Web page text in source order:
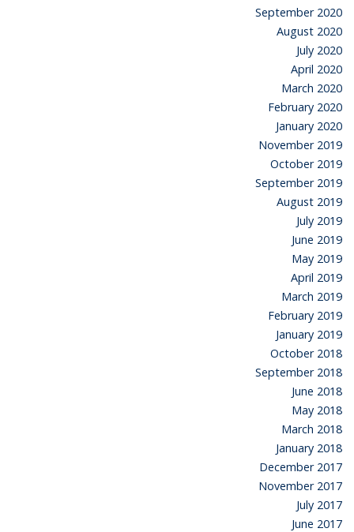
September 2020
August 2020
July 2020
April 2020
March 2020
February 2020
January 2020
November 2019
October 2019
September 2019
August 2019
July 2019
June 2019
May 2019
April 2019
March 2019
February 2019
January 2019
October 2018
September 2018
June 2018
May 2018
March 2018
January 2018
December 2017
November 2017
July 2017
June 2017